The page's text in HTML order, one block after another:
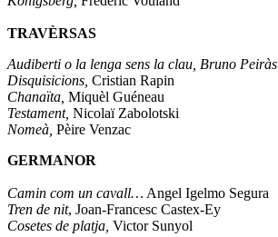
TRAVÈRSAS
Audiberti o la lenga sens la clau, Bruno Peiràs
Disquisicions, Cristian Rapin
Chanaïta, Miquèl Guéneau
Testament, Nicolaï Zabolotski
Nomeà, Pèire Venzac
GERMANOR
Camin com un cavall… Angel Igelmo Segura
Tren de nit, Joan-Francesc Castex-Ey
Cosetes de platja, Victor Sunyol